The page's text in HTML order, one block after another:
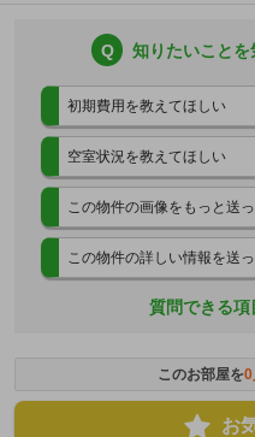
Q 知りたいこと
初期費用を教えてほしい
空室状況を教えてほしい
この物件の画像をもっと送
この物件の詳しい情報を送
質問できる項
このお部屋を0
お